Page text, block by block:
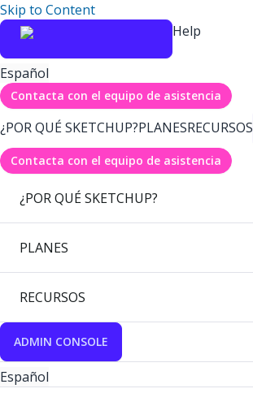
Skip to Content
Help
Español
Contacta con el equipo de asistencia
¿POR QUÉ SKETCHUP?PLANESRECURSOS
Contacta con el equipo de asistencia
¿POR QUÉ SKETCHUP?
PLANES
RECURSOS
ADMIN CONSOLE
Español